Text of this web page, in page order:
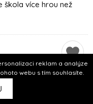
reklam a analýze
webu s tím souhlasíte.
škola více hrou než